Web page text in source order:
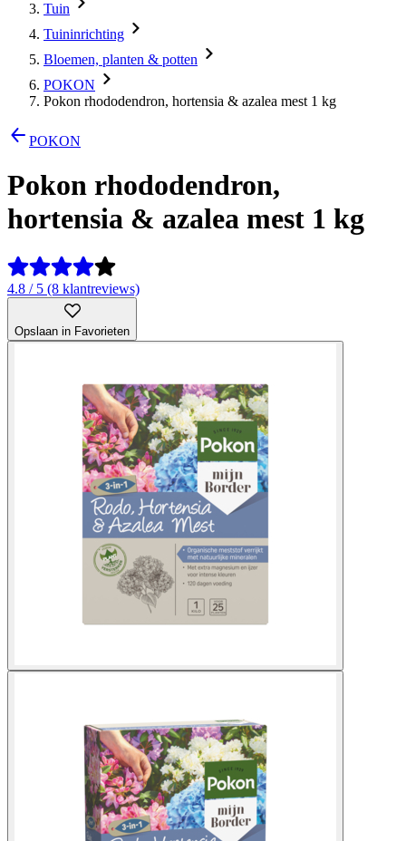
Tuin
Tuininrichting
Bloemen, planten & potten
POKON
Pokon rhododendron, hortensia & azalea mest 1 kg
POKON
Pokon rhododendron,
hortensia & azalea mest 1 kg
4.8 / 5 (8 klantreviews)
Opslaan in Favorieten